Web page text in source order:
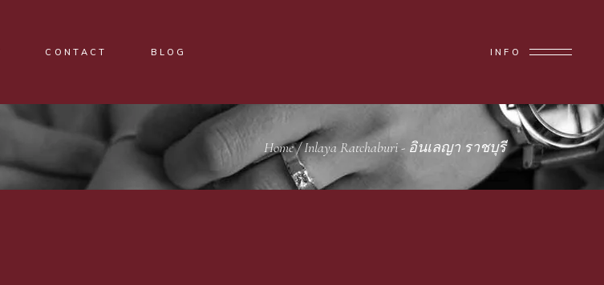
CONTACT BLOG INFO
Home/Inlaya Ratchaburi - อินเลญา ราชบุรี